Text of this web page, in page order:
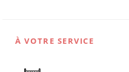
À VOTRE SERVICE